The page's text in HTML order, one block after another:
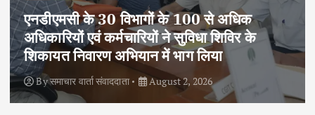
आजादी के 79 वर्ष पूर्ण होने पर एनसीसी ने निकाली
साइक्लोथॉन-2026, फिटनेस और पर्यावरण संरक्षण
का दिया संदेश
Byसमाचार वार्ता संवाददाता August 2, 2026